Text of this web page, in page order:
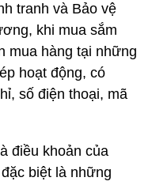
tranh và Bảo vệ
khi mua sắm
mua hàng tại những
hoạt động, có
số điện thoại, mã
điều khoản của
biệt là những